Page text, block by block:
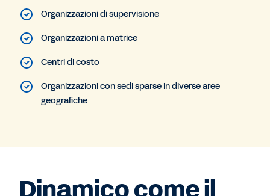
Organizzazioni di supervisione
Organizzazioni a matrice
Centri di costo
Organizzazioni con sedi sparse in diverse aree
geografiche